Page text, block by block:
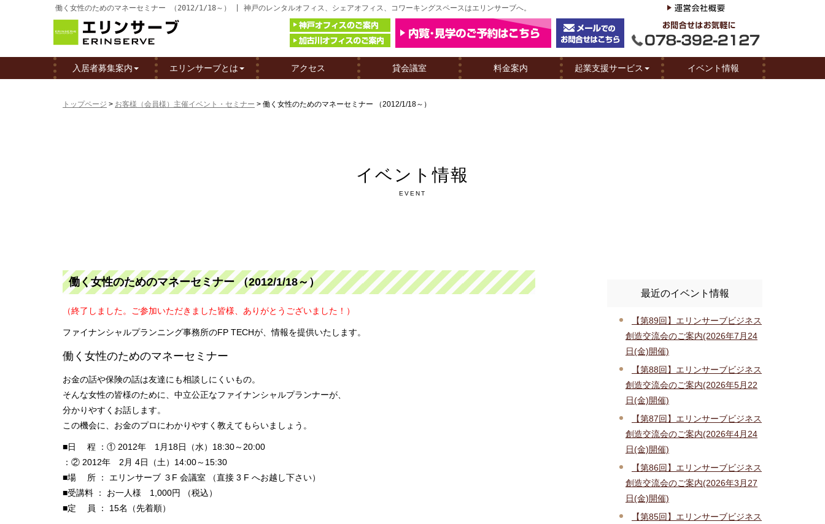
働く女性のためのマネーセミナー （2012/1/18～） | 神戸のレンタルオフィス、シェアオフィス、コワーキングスペースはエリンサーブへ。
入居者募集案内 エリンサーブとは アクセス 貸会議室 料金案内 起業支援サービス イベント情報
トップページ > お客様（会員様）主催イベント・セミナー > 働く女性のためのマネーセミナー （2012/1/18～）
イベント情報
EVENT
働く女性のためのマネーセミナー （2012/1/18～）
（終了しました。ご参加いただきました皆様、ありがとうございました！）
ファイナンシャルプランニング事務所のFP TECHが、情報を提供いたします。
働く女性のためのマネーセミナー
お金の話や保険の話は友達にも相談しにくいもの。
そんな女性の皆様のために、中立公正なファイナンシャルプランナーが、
分かりやすくお話します。
この機会に、お金のプロにわかりやすく教えてもらいましょう。
■日 程 ：① 2012年 1月18日（水）18:30～20:00
：② 2012年 2月 4日（土）14:00～15:30
■場 所 ： エリンサーブ ３F 会議室 （直接 3 F へお越し下さい）
■受講料 ： お一人様 1,000円 （税込）
■定 員 ： 15名（先着順）
最近のイベント情報
【第89回】エリンサーブビジネス
創造交流会のご案内(2026年7月24
日(金)開催)
【第88回】エリンサーブビジネス
創造交流会のご案内(2026年5月22
日(金)開催)
【第87回】エリンサーブビジネス
創造交流会のご案内(2026年4月24
日(金)開催)
【第86回】エリンサーブビジネス
創造交流会のご案内(2026年3月27
日(金)開催)
【第85回】エリンサーブビジネス